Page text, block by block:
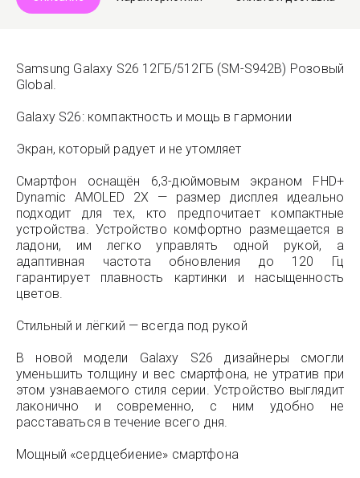
Samsung Galaxy S26 12ГБ/512ГБ (SM-S942B) Розовый
Global.
Galaxy S26: компактность и мощь в гармонии
Экран, который радует и не утомляет
Смартфон оснащён 6,3-дюймовым экраном FHD+
Dynamic AMOLED 2X — размер дисплея идеально
подходит для тех, кто предпочитает компактные
устройства. Устройство комфортно размещается в
ладони, им легко управлять одной рукой, а
адаптивная частота обновления до 120 Гц
гарантирует плавность картинки и насыщенность
цветов.
Стильный и лёгкий — всегда под рукой
В новой модели Galaxy S26 дизайнеры смогли
уменьшить толщину и вес смартфона, не утратив при
этом узнаваемого стиля серии. Устройство выглядит
лаконично и современно, с ним удобно не
расставаться в течение всего дня.
Мощный «сердцебиение» смартфона